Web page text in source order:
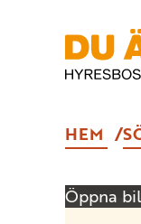
HEM
Öppna